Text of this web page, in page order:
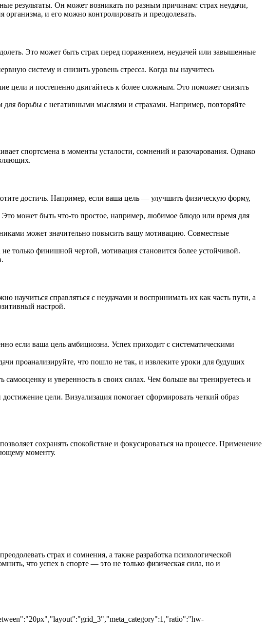
результаты. Он может возникать по разным причинам: страх неудачи,
и его можно контролировать и преодолевать.
Это может быть страх перед поражением, неудачей или завышенные
систему и снизить уровень стресса. Когда вы научитесь
цели и постепенно двигайтесь к более сложным. Это поможет снизить
борьбы с негативными мыслями и страхами. Например, повторяйте
спортсмена в моменты усталости, сомнений и разочарования. Однако
достичь. Например, если ваша цель — улучшить физическую форму,
может быть что-то простое, например, любимое блюдо или время для
может значительно повысить вашу мотивацию. Совместные
только финишной чертой, мотивация становится более устойчивой.
научиться справляться с неудачами и воспринимать их как часть пути, а
настрой.
если ваша цель амбициозна. Успех приходит с систематическими
проанализируйте, что пошло не так, и извлеките уроки для будущих
и уверенность в своих силах. Чем больше вы тренируетесь и
цели. Визуализация помогает сформировать четкий образ
сохранять спокойствие и фокусироваться на процессе. Применение
моменту.
страх и сомнения, а также разработка психологической
что успех в спорте — это не только физическая сила, но и